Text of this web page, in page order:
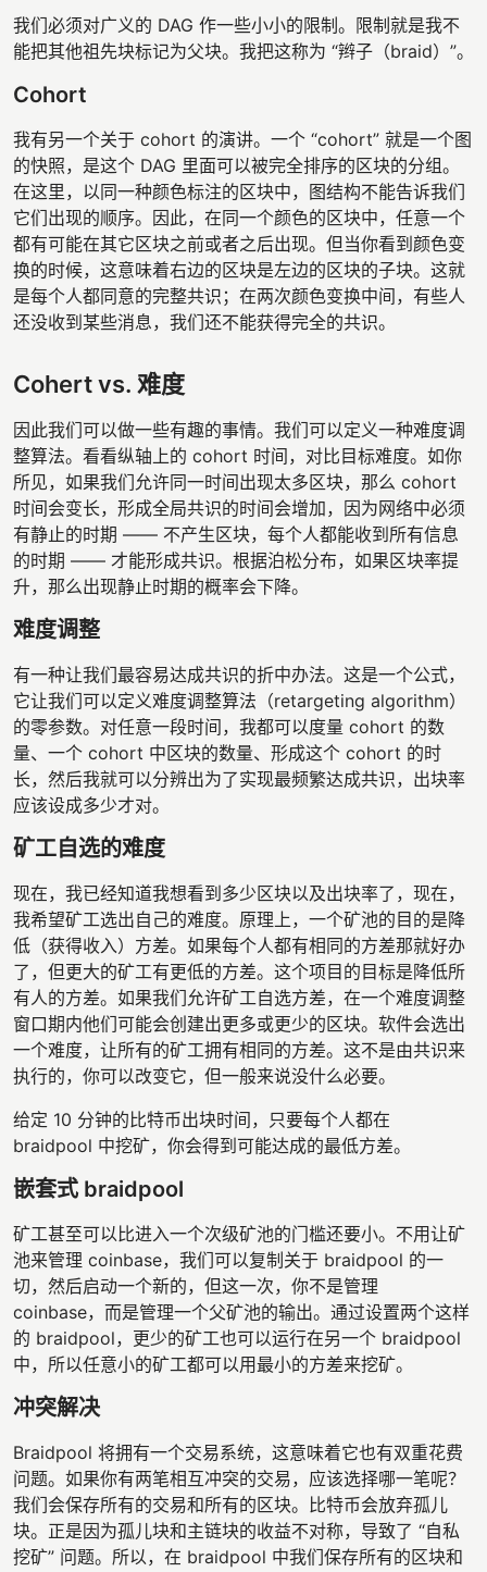
我们必须对广义的 DAG 作一些小小的限制。限制就是我不
能把其他祖先块标记为父块。我把这称为 “辫子（braid）”。
Cohort
我有另一个关于 cohort 的演讲。一个 “cohort” 就是一个图
的快照，是这个 DAG 里面可以被完全排序的区块的分组。
在这里，以同一种颜色标注的区块中，图结构不能告诉我们
它们出现的顺序。因此，在同一个颜色的区块中，任意一个
都有可能在其它区块之前或者之后出现。但当你看到颜色变
换的时候，这意味着右边的区块是左边的区块的子块。这就
是每个人都同意的完整共识；在两次颜色变换中间，有些人
还没收到某些消息，我们还不能获得完全的共识。
Cohert vs. 难度
因此我们可以做一些有趣的事情。我们可以定义一种难度调
整算法。看看纵轴上的 cohort 时间，对比目标难度。如你
所见，如果我们允许同一时间出现太多区块，那么 cohort
时间会变长，形成全局共识的时间会增加，因为网络中必须
有静止的时期 —— 不产生区块，每个人都能收到所有信息
的时期 —— 才能形成共识。根据泊松分布，如果区块率提
升，那么出现静止时期的概率会下降。
难度调整
有一种让我们最容易达成共识的折中办法。这是一个公式，
它让我们可以定义难度调整算法（retargeting algorithm）
的零参数。对任意一段时间，我都可以度量 cohort 的数
量、一个 cohort 中区块的数量、形成这个 cohort 的时
长，然后我就可以分辨出为了实现最频繁达成共识，出块率
应该设成多少才对。
矿工自选的难度
现在，我已经知道我想看到多少区块以及出块率了，现在，
我希望矿工选出自己的难度。原理上，一个矿池的目的是降
低（获得收入）方差。如果每个人都有相同的方差那就好办
了，但更大的矿工有更低的方差。这个项目的目标是降低所
有人的方差。如果我们允许矿工自选方差，在一个难度调整
窗口期内他们可能会创建出更多或更少的区块。软件会选出
一个难度，让所有的矿工拥有相同的方差。这不是由共识来
执行的，你可以改变它，但一般来说没什么必要。
给定 10 分钟的比特币出块时间，只要每个人都在
braidpool 中挖矿，你会得到可能达成的最低方差。
嵌套式 braidpool
矿工甚至可以比进入一个次级矿池的门槛还要小。不用让矿
池来管理 coinbase，我们可以复制关于 braidpool 的一
切，然后启动一个新的，但这一次，你不是管理
coinbase，而是管理一个父矿池的输出。通过设置两个这样
的 braidpool，更少的矿工也可以运行在另一个 braidpool
中，所以任意小的矿工都可以用最小的方差来挖矿。
冲突解决
Braidpool 将拥有一个交易系统，这意味着它也有双重花费
问题。如果你有两笔相互冲突的交易，应该选择哪一笔呢？
我们会保存所有的交易和所有的区块。比特币会放弃孤儿
块。正是因为孤儿块和主链块的收益不对称，导致了 “自私
挖矿” 问题。所以，在 braidpool 中我们保存所有的区块和